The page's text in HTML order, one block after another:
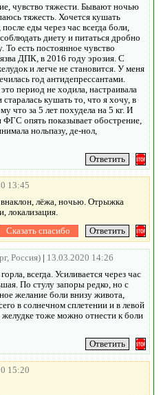
чувство тяжести. Бывают ночью
тяжесть. Хочется кушать
еды через час всегда боли,
диету и питаться дробно
То есть постоянное чувство
ДПК, в 2016 году эрозия. С
и легче не становится. У меня
год антидепрессантами.
период не ходила, настраивала
кушать то, что я хочу, в
что за 5 лет похудела на 5 кг. И
опять показывает обострение,
нольпазу, де-нол,
13:45
лёжа, ночью. Отрыжка
локализация.
Россия) | 13.03.2020 14:26
всегда. Усиливается через час
По стулу запоры редко, но с
желание боли внизу живота,
в солнечном сплетении и в левой
тоже можно отнести к боли
15:20